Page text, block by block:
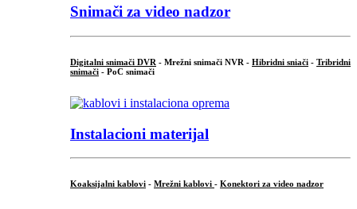
Snimači za video nadzor
Digitalni snimači DVR - Mrežni snimači NVR - Hibridni sniači - Tribridni
snimači - PoC snimači
Instalacioni materijal
Koaksijalni kablovi - Mrežni kablovi - Konektori za video nadzor